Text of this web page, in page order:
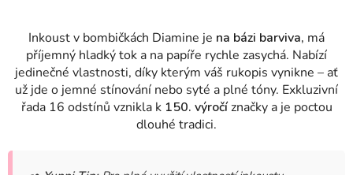
Inkoust v bombičkách Diamine je na bázi barviva, má
příjemný hladký tok a na papíře rychle zasychá. Nabízí
jedinečné vlastnosti, díky kterým váš rukopis vynikne – ať
už jde o jemné stínování nebo syté a plné tóny. Exkluzivní
řada 16 odstínů vznikla k 150. výročíznačky a je poctou
dlouhé tradici.